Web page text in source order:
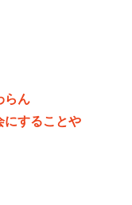
のサーガ」3巻 今
www
どうやったら産
らん
にすることや